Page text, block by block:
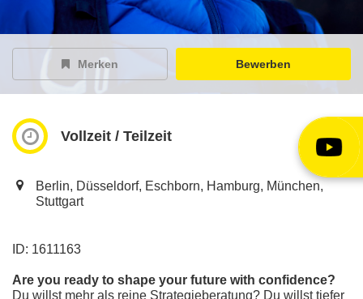
EY Joblight
Merken Bewerben
Vollzeit / Teilzeit
Berlin, Düsseldorf, Eschborn, Hamburg, München,
Stuttgart
ID: 1611163
Are you ready to shape your future with confidence?
Du willst mehr als reine Strategieberatung? Du willst tiefer